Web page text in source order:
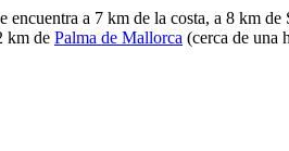
encuentra a 7 km de la costa, a 8 km de
km de Palma de Mallorca (cerca de una